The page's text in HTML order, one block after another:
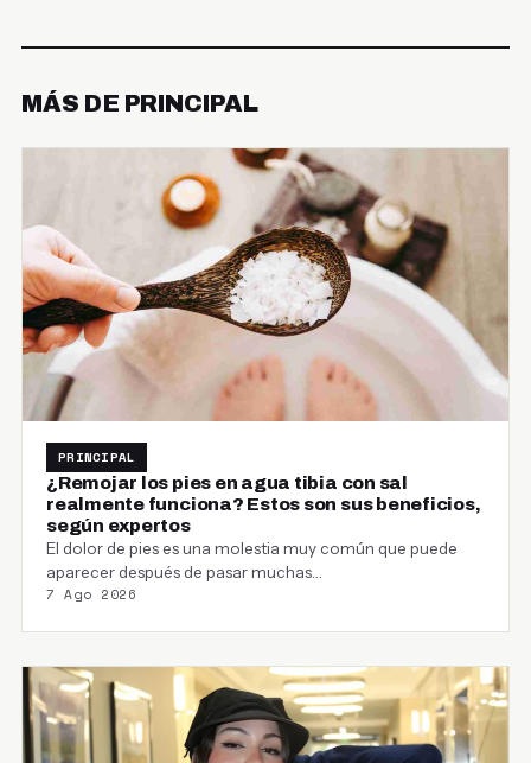
MÁS DE PRINCIPAL
PRINCIPAL
¿Remojar los pies en agua tibia con sal
realmente funciona? Estos son sus beneficios,
según expertos
El dolor de pies es una molestia muy común que puede
aparecer después de pasar muchas…
7 Ago 2026